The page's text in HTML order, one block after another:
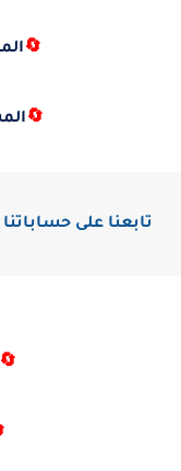
🔄
🔄
تابعنا على